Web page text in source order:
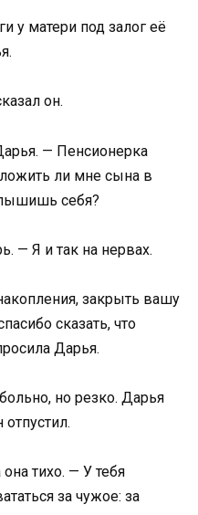
у матери под залог её
он.
— Пенсионерка
ли мне сына в
себя?
— Я и так на нервах.
закрыть вашу
сказать, что
Дарья.
но резко. Дарья
тихо. — У тебя
за чужое: за